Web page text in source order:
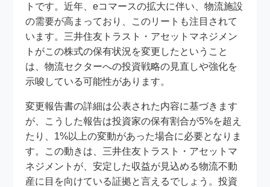
トです。近年、eコマースの拡大に伴い、物流施設
の需要が高まっており、このリートも注目されて
います。三井住友トラスト・アセットマネジメン
トがこの株式の保有状況を変更したということ
は、物流セクターへの投資戦略の見直しや強化を
示唆している可能性があります。
変更報告書の詳細は公表された内容に基づきます
が、こうした報告は投資家の保有割合が5%を超え
たり、1%以上の変動があった場合に必要となりま
す。この動きは、三井住友トラスト・アセットマ
ネジメントが、安定した収益が見込める物流不動
産に目を向けている証拠と言えるでしょう。投資